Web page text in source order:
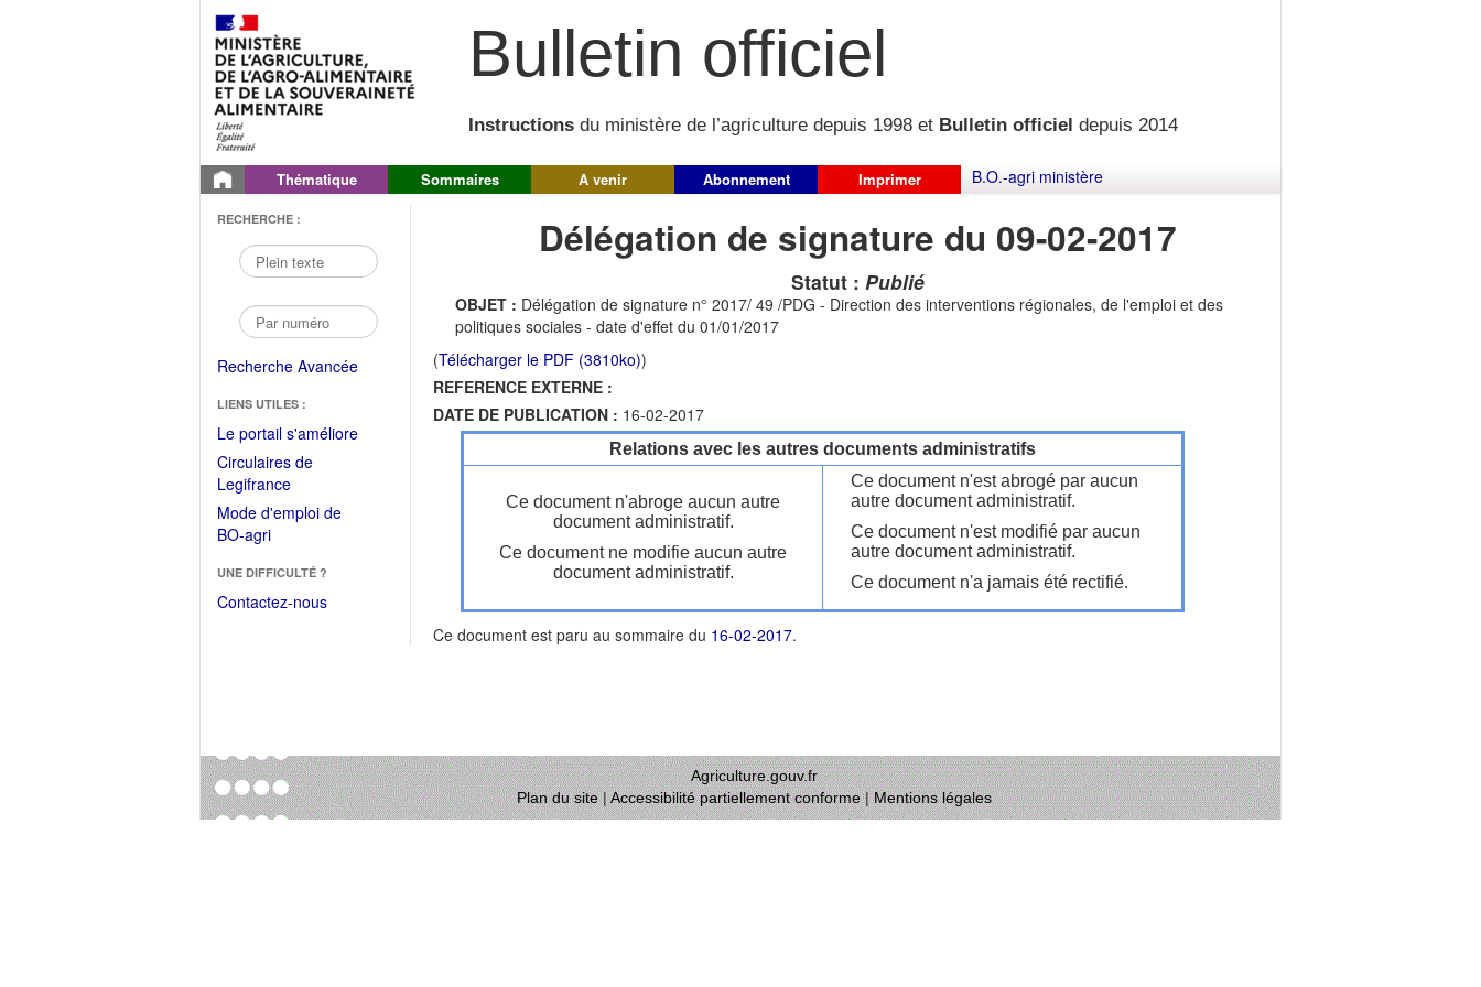
Bulletin officiel
Instructions du ministère de l’agriculture depuis 1998 et Bulletin officiel depuis 2014
Thématique Sommaires A venir Abonnement Imprimer B.O.-agri ministère
RECHERCHE :
Recherche Avancée
LIENS UTILES :
Le portail s'améliore(Fichier
Circulaires de
Legifrance(Ouvrir
dans
une
fenêtre)
Mode d'emploi de
BO-agri(Ouvrir
une
nouvelle
UNE DIFFICULTÉ ?
Contactez-nous
Délégation de signature du 09-02-2017
Statut : Publié
OBJET : Délégation de signature n° 2017/ 49 /PDG - Direction des interventions régionales, de l'emploi et des
politiques sociales - date d'effet du 01/01/2017
(Télécharger le PDF (3810ko))
REFERENCE EXTERNE :
DATE DE PUBLICATION : 16-02-2017
Relations avec les autres documents administratifs
Ce document n'abroge aucun autre
document administratif.
Ce document ne modifie aucun autre
document administratif.
Ce document n'est abrogé par aucun
autre document administratif.
Ce document n'est modifié par aucun
autre document administratif.
Ce document n'a jamais été rectifié.
Ce document est paru au sommaire du 16-02-2017.
Agriculture.gouv.fr
Plan du site|Accessibilité partiellement conforme|Mentions légales